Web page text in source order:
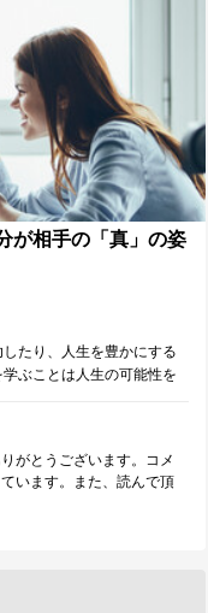
名されると答えられない
た、自分との約束を守れ
に挑戦・成長ができなく
生を背負うことの怖さか
人にも自分にも誠実に向
とに気付きました。自分
して誠実であるため、ご
ングを何度も積みます。
できなくては「出来ない
ェックをします。 ③結果だ
今まで、メンバーと自分
した。結果が出なければ
否定はしませんが、この
。結果で評価するという
こと、ワークにて誠実な
大きく繋がるということ
去のリーダー経験ではメ
きていない人には「この
うに誠実な行動も評価し
す、表面的な優しさにな
の心境の変化、研修講師や
実に向き合ってくださっ
様、ともに２日間取り組
も積み重ねた自分は「も
が重要だと学んだ（イン
側（仲間）を創り、良い
シップパワー理論や影響
ように思える。そのよう
知恵と力を蓄え、実行し
て■ 1年前と比較して、自
た一方、自身に余裕がな
報力や連合に影響される
、第二領域や余裕を大切
のメッセージ ■ 森口さん 約
誠にありがとうございまし
、具体的な経験をメカニ
て大変勉強させて頂きま
ても、エンカレッジにと
が、誠にありがとうござ
ありがとうございました。
て頂くおかげで、自身の
になりました。皆様に頂い
が相手の「真」の姿
たり、人生を豊かにする
ぶことは人生の可能性を
がとうございます。コメ
います。また、読んで頂
徐々に良いものを取り入